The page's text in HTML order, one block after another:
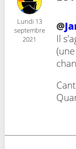
Lundi 13
septembre
2021
@
Il